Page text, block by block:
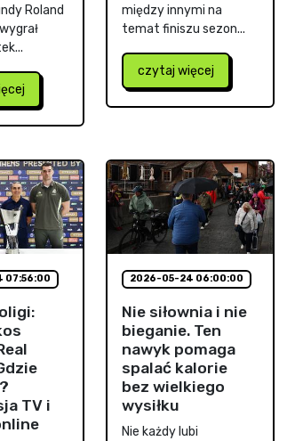
Roland
między innymi na
temat finiszu sezon...
czytaj więcej
07:56:00
TV i
2026-05-24 06:00:00
Nie siłownia i nie
bieganie. Ten
nawyk pomaga
spalać kalorie
bez wielkiego
wysiłku
Nie każdy lubi